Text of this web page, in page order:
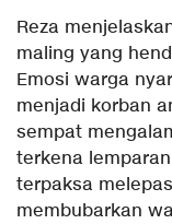
Reza
maling yang
Emosi warga
menjadi korban
sempat
terkena
terpaksa
membubarkan